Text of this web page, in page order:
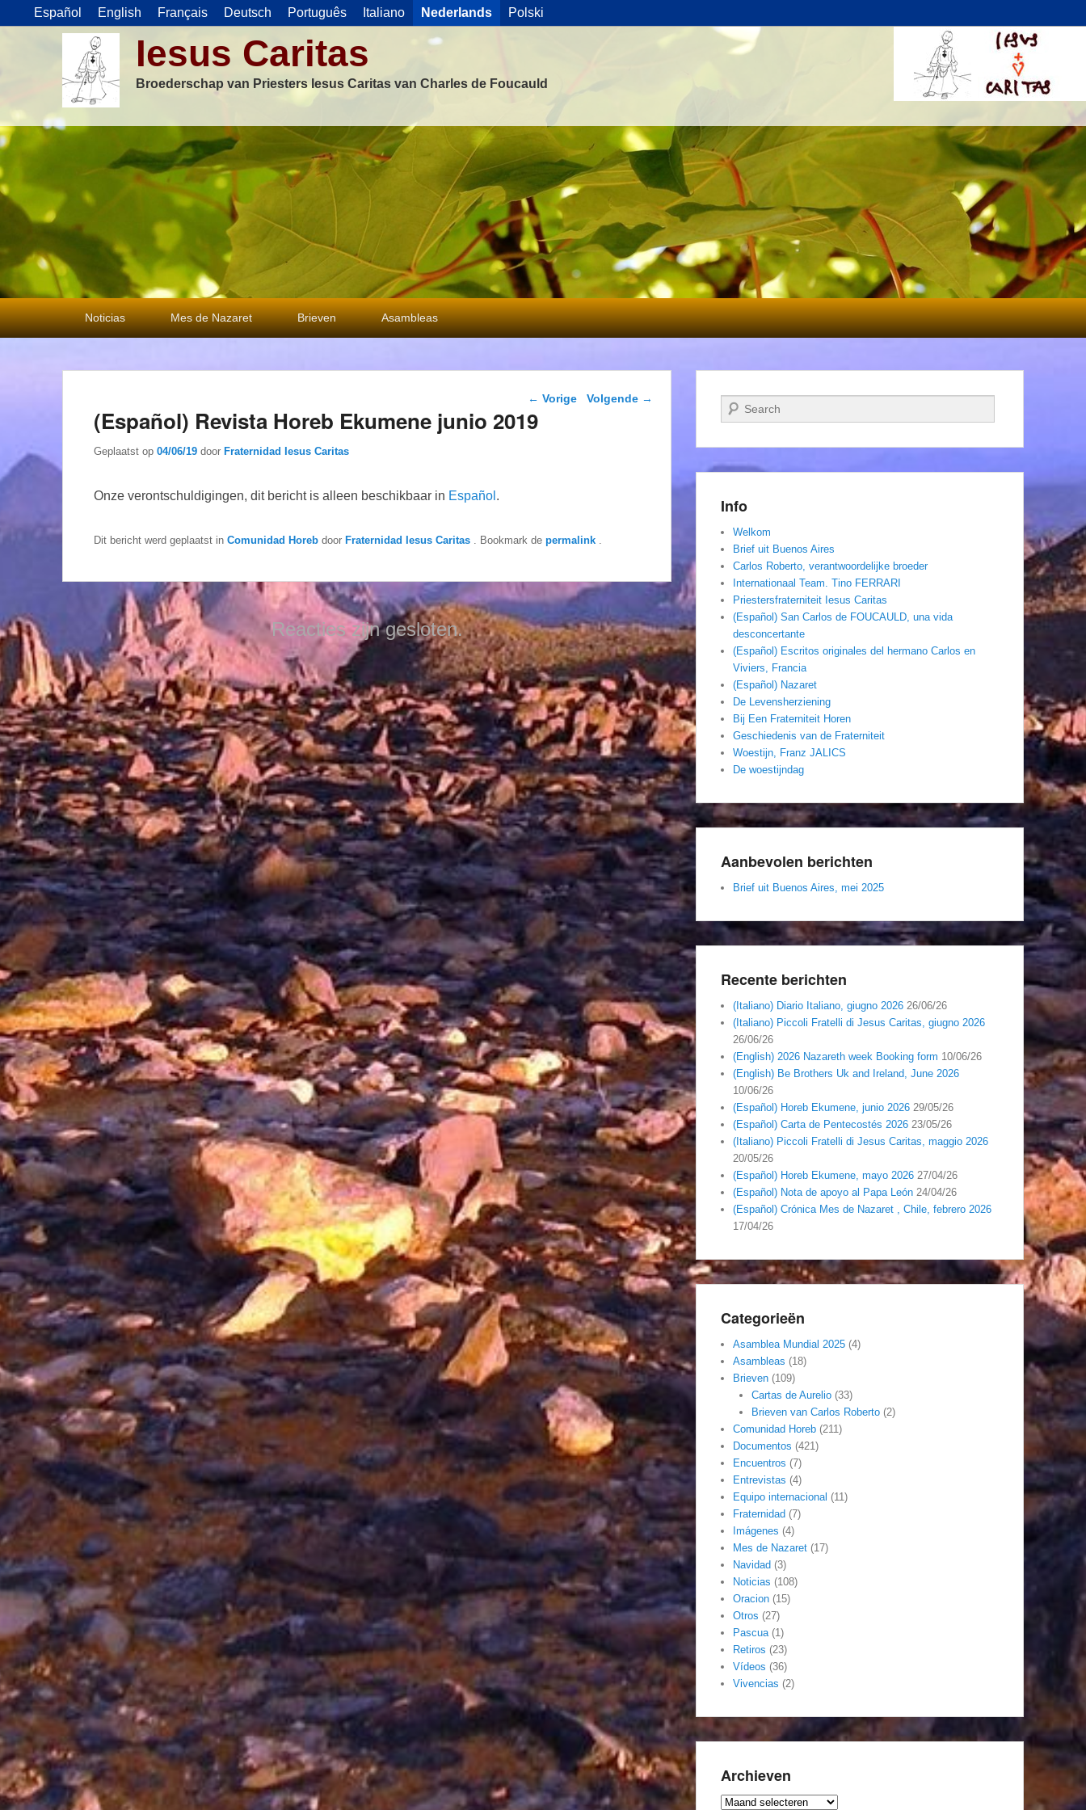
Español English Français Deutsch Português Italiano Nederlands Polski
Iesus Caritas
Broederschap van Priesters Iesus Caritas van Charles de Foucauld
Primair
menu
Noticias Mes de Nazaret Brieven Asambleas
Berichtnavigatie
← Vorige Volgende →
(Español) Revista Horeb Ekumene junio 2019
Geplaatst op 04/06/19 door Fraternidad Iesus Caritas
Onze verontschuldigingen, dit bericht is alleen beschikbaar in Español .
Dit bericht werd geplaatst in Comunidad Horeb door Fraternidad Iesus Caritas . Bookmark de permalink
Reacties zijn gesloten.
Zoeken
Info
Welkom
Brief uit Buenos Aires
Carlos Roberto, verantwoordelijke broeder
Internationaal Team. Tino FERRARI
Priestersfraterniteit Iesus Caritas
(Español) San Carlos de FOUCAULD, una vida
desconcertante
(Español) Escritos originales del hermano Carlos en
Viviers, Francia
(Español) Nazaret
De Levensherziening
Bij Een Fraterniteit Horen
Geschiedenis van de Fraterniteit
Woestijn, Franz JALICS
De woestijndag
Aanbevolen berichten
Brief uit Buenos Aires, mei 2025
Recente berichten
(Italiano) Diario Italiano, giugno 2026 26/06/26
(Italiano) Piccoli Fratelli di Jesus Caritas, giugno 2026
26/06/26
(English) 2026 Nazareth week Booking form 10/06/26
(English) Be Brothers Uk and Ireland, June 2026
10/06/26
(Español) Horeb Ekumene, junio 2026 29/05/26
(Español) Carta de Pentecostés 2026 23/05/26
(Italiano) Piccoli Fratelli di Jesus Caritas, maggio 2026
20/05/26
(Español) Horeb Ekumene, mayo 2026 27/04/26
(Español) Nota de apoyo al Papa León 24/04/26
(Español) Crónica Mes de Nazaret , Chile, febrero 2026
17/04/26
Categorieën
Asamblea Mundial 2025 (4)
Asambleas (18)
Brieven (109)
Cartas de Aurelio(33)
Brieven van Carlos Roberto(2)
Comunidad Horeb (211)
Documentos (421)
Encuentros (7)
Entrevistas (4)
Equipo internacional (11)
Fraternidad (7)
Imágenes (4)
Mes de Nazaret (17)
Navidad (3)
Noticias (108)
Oracion (15)
Otros (27)
Pascua(1)
Retiros (23)
Vídeos (36)
Vivencias (2)
Archieven
Archieven